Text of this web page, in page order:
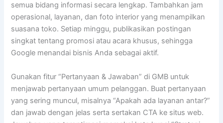
semua bidang informasi secara lengkap. Tambahkan jam
operasional, layanan, dan foto interior yang menampilkan
suasana toko. Setiap minggu, publikasikan postingan
singkat tentang promosi atau acara khusus, sehingga
Google menandai bisnis Anda sebagai aktif.
Gunakan fitur “Pertanyaan & Jawaban” di GMB untuk
menjawab pertanyaan umum pelanggan. Buat pertanyaan
yang sering muncul, misalnya “Apakah ada layanan antar?”
dan jawab dengan jelas serta sertakan CTA ke situs web.